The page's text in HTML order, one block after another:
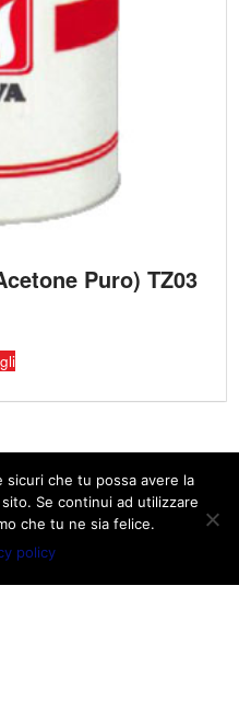
Puro) TZ03
Commerciali
sicuri che tu possa avere la
Se continui ad utilizzare
che tu ne sia felice.
policy